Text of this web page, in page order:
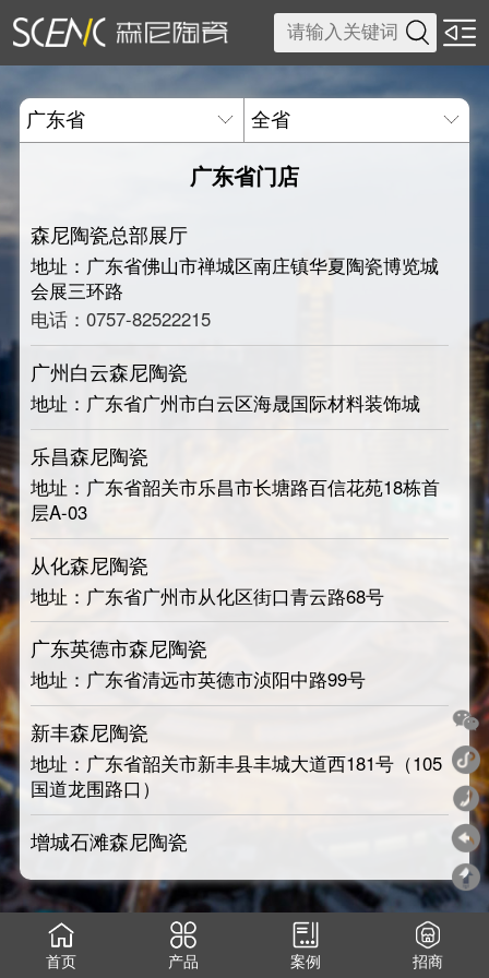

广东省门店
森尼陶瓷总部展厅
地址：广东省佛山市禅城区南庄镇华夏陶瓷博览城
会展三环路
电话：0757-82522215
广州白云森尼陶瓷
地址：广东省广州市白云区海晟国际材料装饰城
乐昌森尼陶瓷
地址：广东省韶关市乐昌市长塘路百信花苑18栋首
层A-03
从化森尼陶瓷
地址：广东省广州市从化区街口青云路68号
广东英德市森尼陶瓷
地址：广东省清远市英德市浈阳中路99号
新丰森尼陶瓷
地址：广东省韶关市新丰县丰城大道西181号（105
国道龙围路口）
增城石滩森尼陶瓷
广州白云欧亚达
地址：广东省广州市白云区黄石西路222号欧亚达
首页 产品 案例 招商